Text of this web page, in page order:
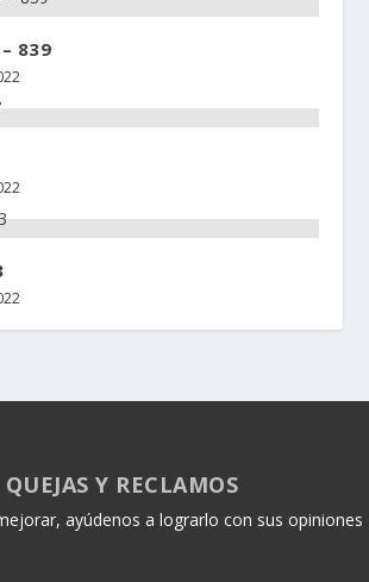
839
Y RECLAMOS
ayúdenos a lograrlo con sus opiniones